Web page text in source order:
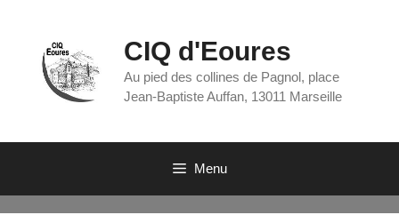
CIQ d'Eoures
Au pied des collines de Pagnol, place
Jean-Baptiste Auffan, 13011 Marseille
Menu